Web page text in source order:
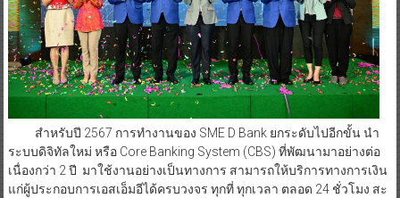
สำหรับปี 2567 การทำงานของ SME D Bank ยกระดับไปอีกขั้น นำ
ระบบดิจิทัลใหม่ หรือ Core Banking System (CBS) ที่พัฒนามาอย่างต่อ
เนื่องกว่า 2 ปี มาใช้งานอย่างเป็นทางการ สามารถให้บริการทางการเงิน
แก่ผู้ประกอบการเอสเอ็มอีได้ครบวงจร ทุกที่ ทุกเวลา ตลอด 24 ชั่วโมง สะ